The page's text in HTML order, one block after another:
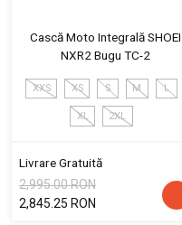
Cască Moto Integrală SHOEI
NXR2 Bugu TC-2
XXS XS S M L
XL 2XL
Livrare Gratuită
2,995.00 RON
2,845.25 RON